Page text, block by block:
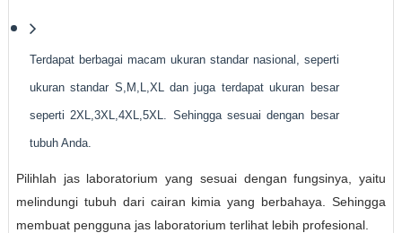
Terdapat berbagai macam ukuran standar nasional, seperti
ukuran standar S,M,L,XL dan juga terdapat ukuran besar
seperti 2XL,3XL,4XL,5XL. Sehingga sesuai dengan besar
tubuh Anda.
Pilihlah jas laboratorium yang sesuai dengan fungsinya, yaitu
melindungi tubuh dari cairan kimia yang berbahaya. Sehingga
membuat pengguna jas laboratorium terlihat lebih profesional.